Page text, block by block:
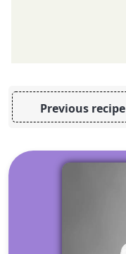
Previous recipe